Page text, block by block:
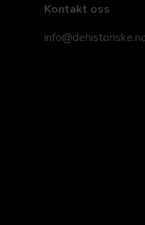
Kontakt oss